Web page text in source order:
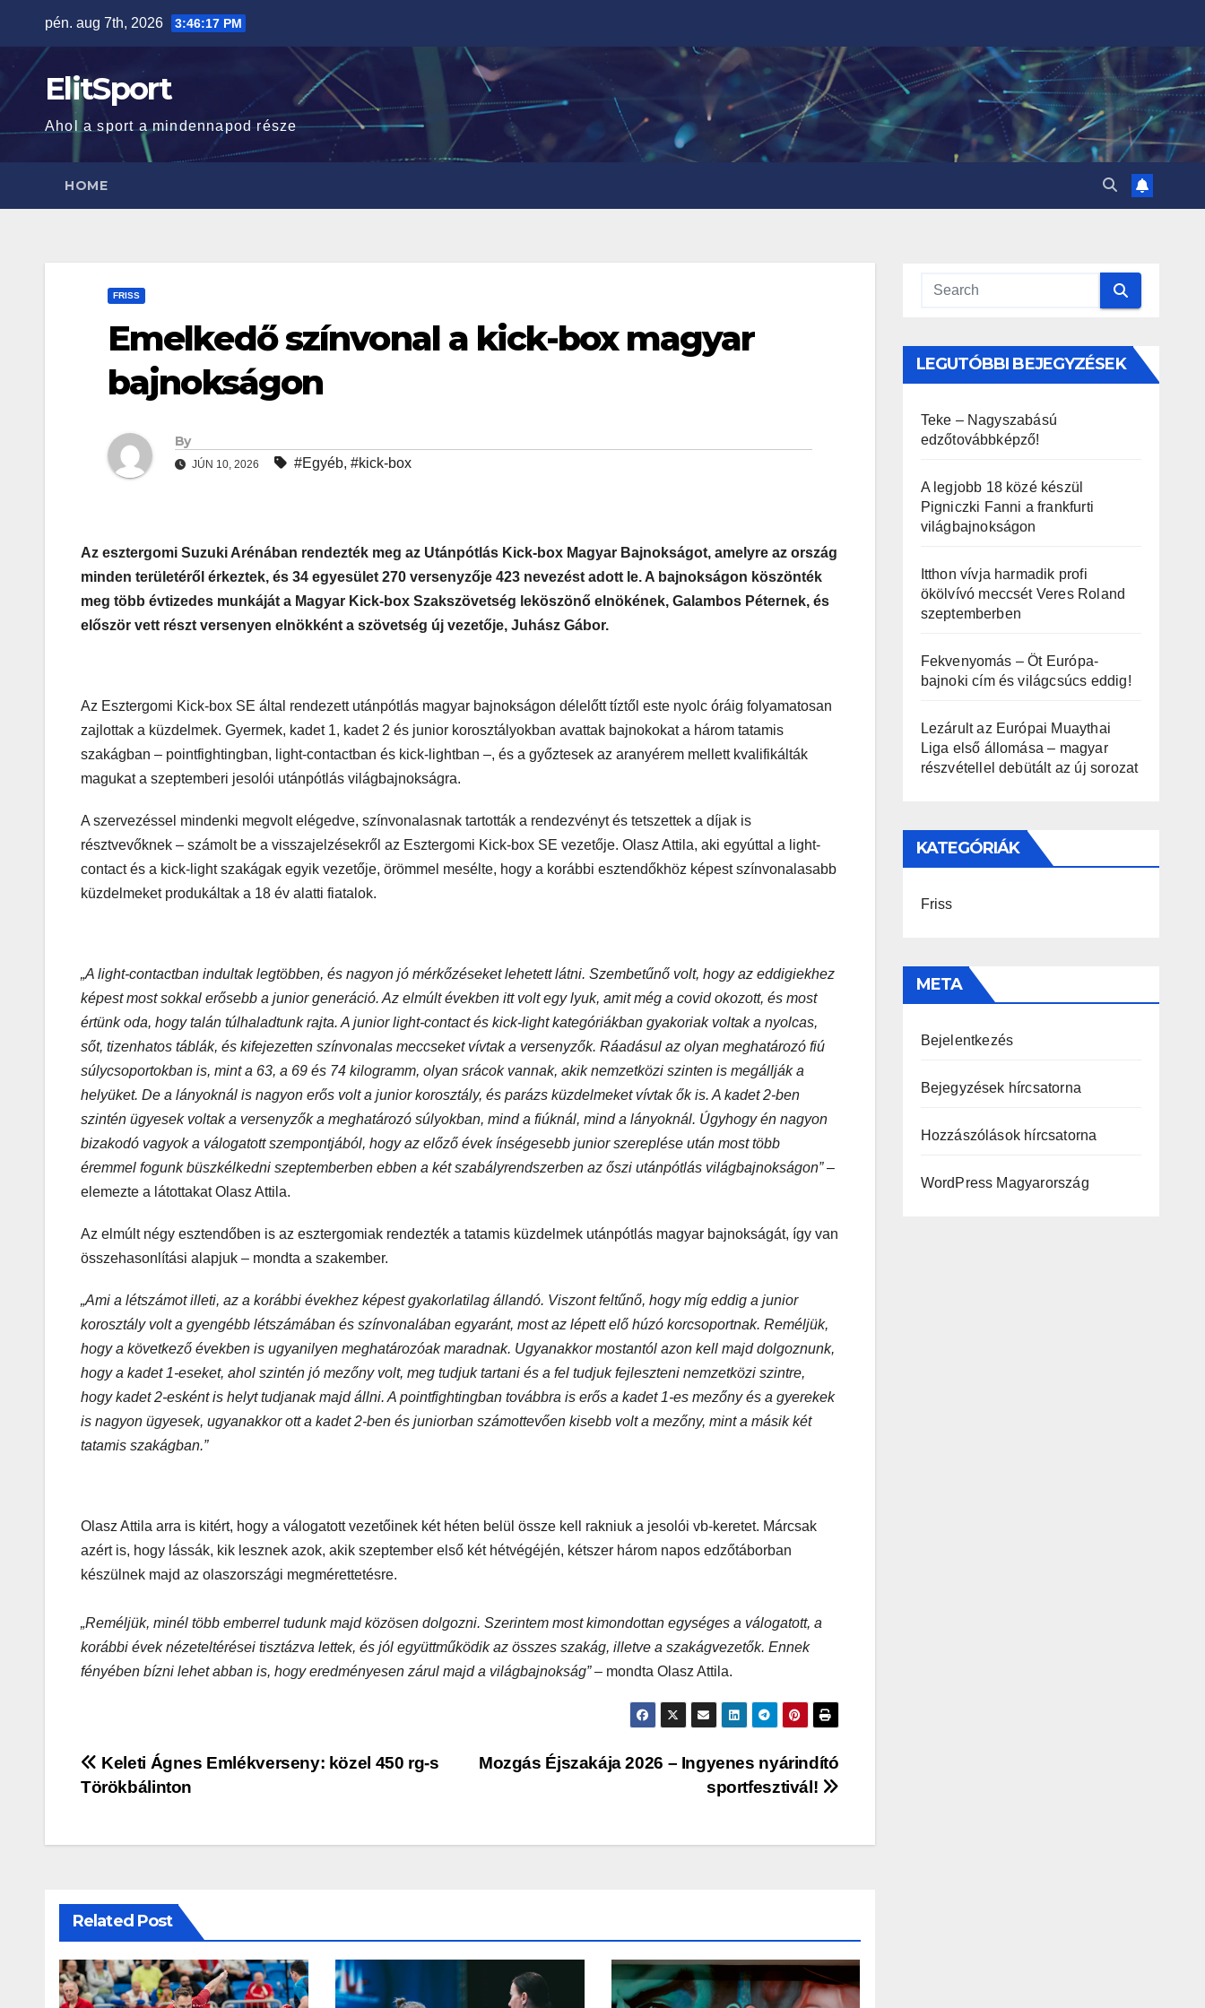
content
pén. aug 7th, 2026 3:46:18 PM
ElitSport
Ahol a sport a mindennapod része
HOME
FRISS
Emelkedő színvonal a kick-box magyar
bajnokságon
By
JÚN 10, 2026 #Egyéb, #kick-box
Az esztergomi Suzuki Arénában rendezték meg az Utánpótlás Kick-box Magyar Bajnokságot, amelyre az ország
minden területéről érkeztek, és 34 egyesület 270 versenyzője 423 nevezést adott le. A bajnokságon köszönték
meg több évtizedes munkáját a Magyar Kick-box Szakszövetség leköszönő elnökének, Galambos Péternek, és
először vett részt versenyen elnökként a szövetség új vezetője, Juhász Gábor.
Az Esztergomi Kick-box SE által rendezett utánpótlás magyar bajnokságon délelőtt tíztől este nyolc óráig folyamatosan
zajlottak a küzdelmek. Gyermek, kadet 1, kadet 2 és junior korosztályokban avattak bajnokokat a három tatamis
szakágban – pointfightingban, light-contactban és kick-lightban –, és a győztesek az aranyérem mellett kvalifikálták
magukat a szeptemberi jesolói utánpótlás világbajnokságra.
A szervezéssel mindenki megvolt elégedve, színvonalasnak tartották a rendezvényt és tetszettek a díjak is
résztvevőknek – számolt be a visszajelzésekről az Esztergomi Kick-box SE vezetője. Olasz Attila, aki egyúttal a light-
contact és a kick-light szakágak egyik vezetője, örömmel mesélte, hogy a korábbi esztendőkhöz képest színvonalasabb
küzdelmeket produkáltak a 18 év alatti fiatalok.
„A light-contactban indultak legtöbben, és nagyon jó mérkőzéseket lehetett látni. Szembetűnő volt, hogy az eddigiekhez
képest most sokkal erősebb a junior generáció. Az elmúlt években itt volt egy lyuk, amit még a covid okozott, és most
értünk oda, hogy talán túlhaladtunk rajta. A junior light-contact és kick-light kategóriákban gyakoriak voltak a nyolcas,
sőt, tizenhatos táblák, és kifejezetten színvonalas meccseket vívtak a versenyzők. Ráadásul az olyan meghatározó fiú
súlycsoportokban is, mint a 63, a 69 és 74 kilogramm, olyan srácok vannak, akik nemzetközi szinten is megállják a
helyüket. De a lányoknál is nagyon erős volt a junior korosztály, és parázs küzdelmeket vívtak ők is. A kadet 2-ben
szintén ügyesek voltak a versenyzők a meghatározó súlyokban, mind a fiúknál, mind a lányoknál. Úgyhogy én nagyon
bizakodó vagyok a válogatott szempontjából, hogy az előző évek ínségesebb junior szereplése után most több
éremmel fogunk büszkélkedni szeptemberben ebben a két szabályrendszerben az őszi utánpótlás világbajnokságon”–
elemezte a látottakat Olasz Attila.
Az elmúlt négy esztendőben is az esztergomiak rendezték a tatamis küzdelmek utánpótlás magyar bajnokságát, így van
összehasonlítási alapjuk – mondta a szakember.
„Ami a létszámot illeti, az a korábbi évekhez képest gyakorlatilag állandó. Viszont feltűnő, hogy míg eddig a junior
korosztály volt a gyengébb létszámában és színvonalában egyaránt, most az lépett elő húzó korcsoportnak. Reméljük,
hogy a következő években is ugyanilyen meghatározóak maradnak. Ugyanakkor mostantól azon kell majd dolgoznunk,
hogy a kadet 1-eseket, ahol szintén jó mezőny volt, meg tudjuk tartani és a fel tudjuk fejleszteni nemzetközi szintre,
hogy kadet 2-esként is helyt tudjanak majd állni. A pointfightingban továbbra is erős a kadet 1-es mezőny és a gyerekek
is nagyon ügyesek, ugyanakkor ott a kadet 2-ben és juniorban számottevően kisebb volt a mezőny, mint a másik két
tatamis szakágban.”
Olasz Attila arra is kitért, hogy a válogatott vezetőinek két héten belül össze kell rakniuk a jesolói vb-keretet. Márcsak
azért is, hogy lássák, kik lesznek azok, akik szeptember első két hétvégéjén, kétszer három napos edzőtáborban
készülnek majd az olaszországi megmérettetésre.
„Reméljük, minél több emberrel tudunk majd közösen dolgozni. Szerintem most kimondottan egységes a válogatott, a
korábbi évek nézeteltérései tisztázva lettek, és jól együttműködik az összes szakág, illetve a szakágvezetők. Ennek
fényében bízni lehet abban is, hogy eredményesen zárul majd a világbajnokság”– mondta Olasz Attila.
Bejegyzés
Mozgás Éjszakája 2026 – Ingyenes nyárindító
sportfesztivál!
Keleti Ágnes Emlékverseny: közel 450 rg-s
Törökbálinton
Related Post
LEGUTÓBBI BEJEGYZÉSEK
Teke – Nagyszabású
edzőtovábbképző!
A legjobb 18 közé készül
Pigniczki Fanni a frankfurti
világbajnokságon
Itthon vívja harmadik profi
ökölvívó meccsét Veres Roland
szeptemberben
Fekvenyomás – Öt Európa-
bajnoki cím és világcsúcs eddig!
Lezárult az Európai Muaythai
Liga első állomása – magyar
részvétellel debütált az új sorozat
KATEGÓRIÁK
Friss
META
Bejelentkezés
Bejegyzések hírcsatorna
Hozzászólások hírcsatorna
WordPress Magyarország